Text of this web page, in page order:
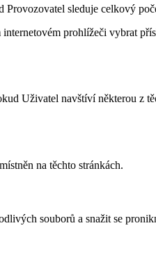
sleduje celkový
prohlížeči vybrat
Uživatel navštíví některou z
na těchto stránkách.
souborů a snažit se